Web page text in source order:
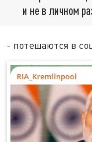
и не в личном
- потешаются в